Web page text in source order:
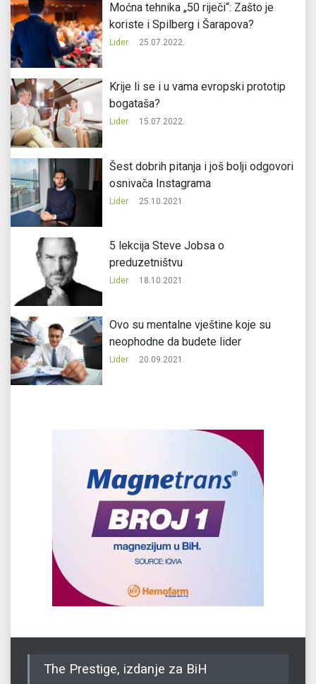
Moćna tehnika „50 riječi“: Zašto je
koriste i Spilberg i Šarapova?
Lider 25.07.2022.
Krije li se i u vama evropski prototip
bogataša?
Lider 15.07.2022.
Šest dobrih pitanja i još bolji odgovori
osnivača Instagrama
Lider 25.10.2021.
5 lekcija Steve Jobsa o
preduzetništvu
Lider 18.10.2021.
Ovo su mentalne vještine koje su
neophodne da budete lider
Lider 20.09.2021.
The Prestige, izdanje za BiH